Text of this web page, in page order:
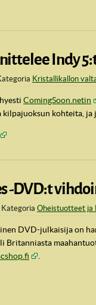
Indy
Kristallikallon
ComingSoon.netin
kohteita, ja
-DVD:t
Kategoria Oheistuotteet ja
DVD-julkaisija on
.